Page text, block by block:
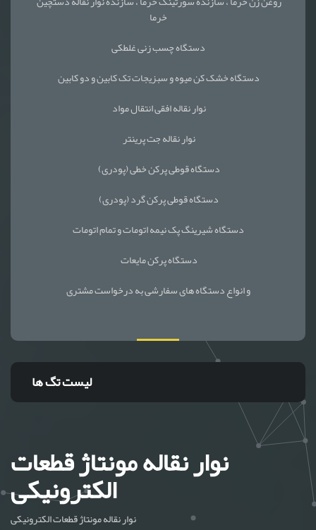
خرما
دستگاه چسب زنی غلطکی
دستگاه خشک کن میوه و سبزیجات تک کابین و دو کابین
نوار نقاله افقی انتقال مواد
نوار نقاله جت پرینتر
دستگاه قوطی پرکن خطی (پودری)
دستگاه قوطی پرکن گرد (پودری)
دستگاه شیرینگ پک نیمه اتومات و تمام اتومات
دستگاه پرکن مایعات
و انواع دستگاه های سفارشی به درخواست مشتری
لیست تگ ها
نوار نقاله مونتاژ قطعات
الکترونیکی
نوار نقاله مونتاژ قطعات الکترونیکی